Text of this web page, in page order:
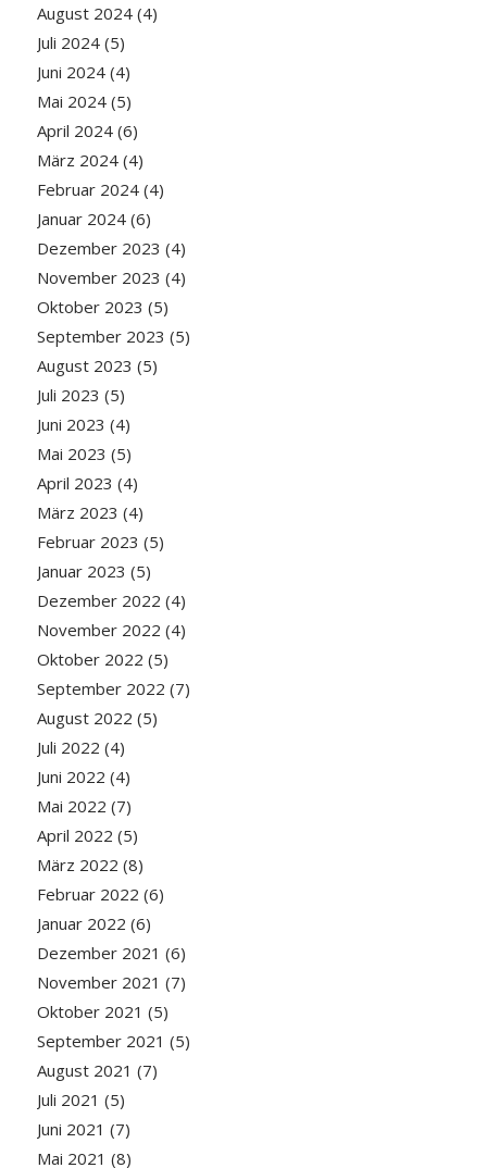
August 2024(4)
Juli 2024(5)
Juni 2024(4)
Mai 2024(5)
April 2024(6)
März 2024(4)
Februar 2024(4)
Januar 2024(6)
Dezember 2023 (4)
November 2023 (4)
Oktober 2023 (5)
September 2023 (5)
August 2023 (5)
Juli 2023 (5)
Juni 2023 (4)
Mai 2023 (5)
April 2023 (4)
März 2023 (4)
Februar 2023 (5)
Januar 2023 (5)
Dezember 2022 (4)
November 2022 (4)
Oktober 2022 (5)
September 2022 (7)
August 2022 (5)
Juli 2022 (4)
Juni 2022 (4)
Mai 2022 (7)
April 2022 (5)
März 2022 (8)
Februar 2022 (6)
Januar 2022 (6)
Dezember 2021 (6)
November 2021 (7)
Oktober 2021 (5)
September 2021 (5)
August 2021 (7)
Juli 2021 (5)
Juni 2021 (7)
Mai 2021 (8)